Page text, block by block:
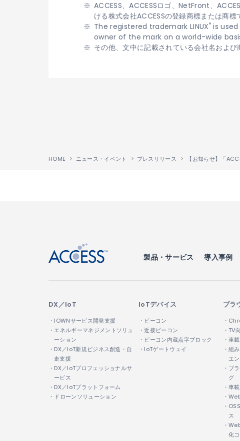
ACCESS、ACCESSロゴ、NetFront、
ける株式会社ACCESSの登録商標または商標
The registered trademark LINUX®is used
owner of the mark on a world-wide
その他、文中に記載されている会社名およ
HOME ニュース・イベント プレスリリース 【お知らせ】「
製品・サービス 導入事例
DX／IoT
・IOWNサービス開発支援
・エネルギーマネジメントソリュ
ーション
・DX／IoT新規ビジネス創造・自
走支援
・DX／IoTプロフェッショナルサ
ービス
・DX／IoTプラットフォーム
・ドローンソリューション
IoTデバイス
・ビーコン
・近接ビーコン
・ビーコン内蔵点字ブロック
・IoTゲートウェイ
ブラ
・
・TV
・車
・組
エ
・ブ
グ
・車
・
・
ス
・
化